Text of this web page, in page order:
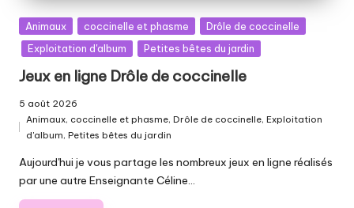
Posted
in
Animaux coccinelle et phasme
Drôle de coccinelle
Exploitation d'album
Petites bêtes du jardin
Jeux en ligne Drôle de coccinelle
5 août 2026
Posted
Animaux, coccinelle et phasme,Drôle de coccinelle,Exploitation
d'album,Petites bêtes du jardin
Aujourd'hui je vous partage les nombreux jeux en ligne réalisés
par une autre Enseignante Céline…